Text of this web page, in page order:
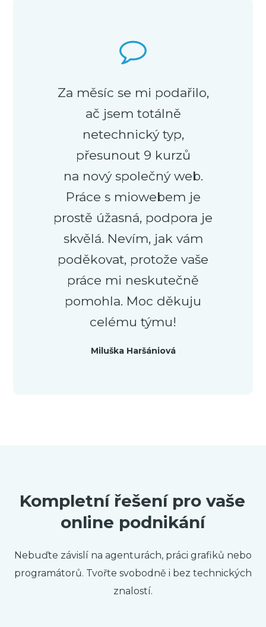
Za měsíc se mi podařilo,
ač jsem totálně
netechnický typ,
přesunout 9 kurzů
na nový společný web.
Práce s miowebem je
prostě úžasná, podpora je
skvělá. Nevím, jak vám
poděkovat, protože vaše
práce mi neskutečně
pomohla. Moc děkuju
celému týmu!
Miluška Haršániová
Kompletní řešení pro vaše
online podnikání
Nebuďte závislí na agenturách, práci grafiků nebo
programátorů. Tvořte svobodně i bez technických
znalostí.